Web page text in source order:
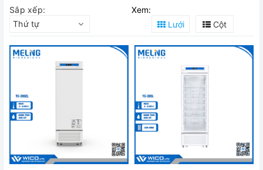
Sắp xếp:
Thứ tự
Xem:
Lưới
Cột